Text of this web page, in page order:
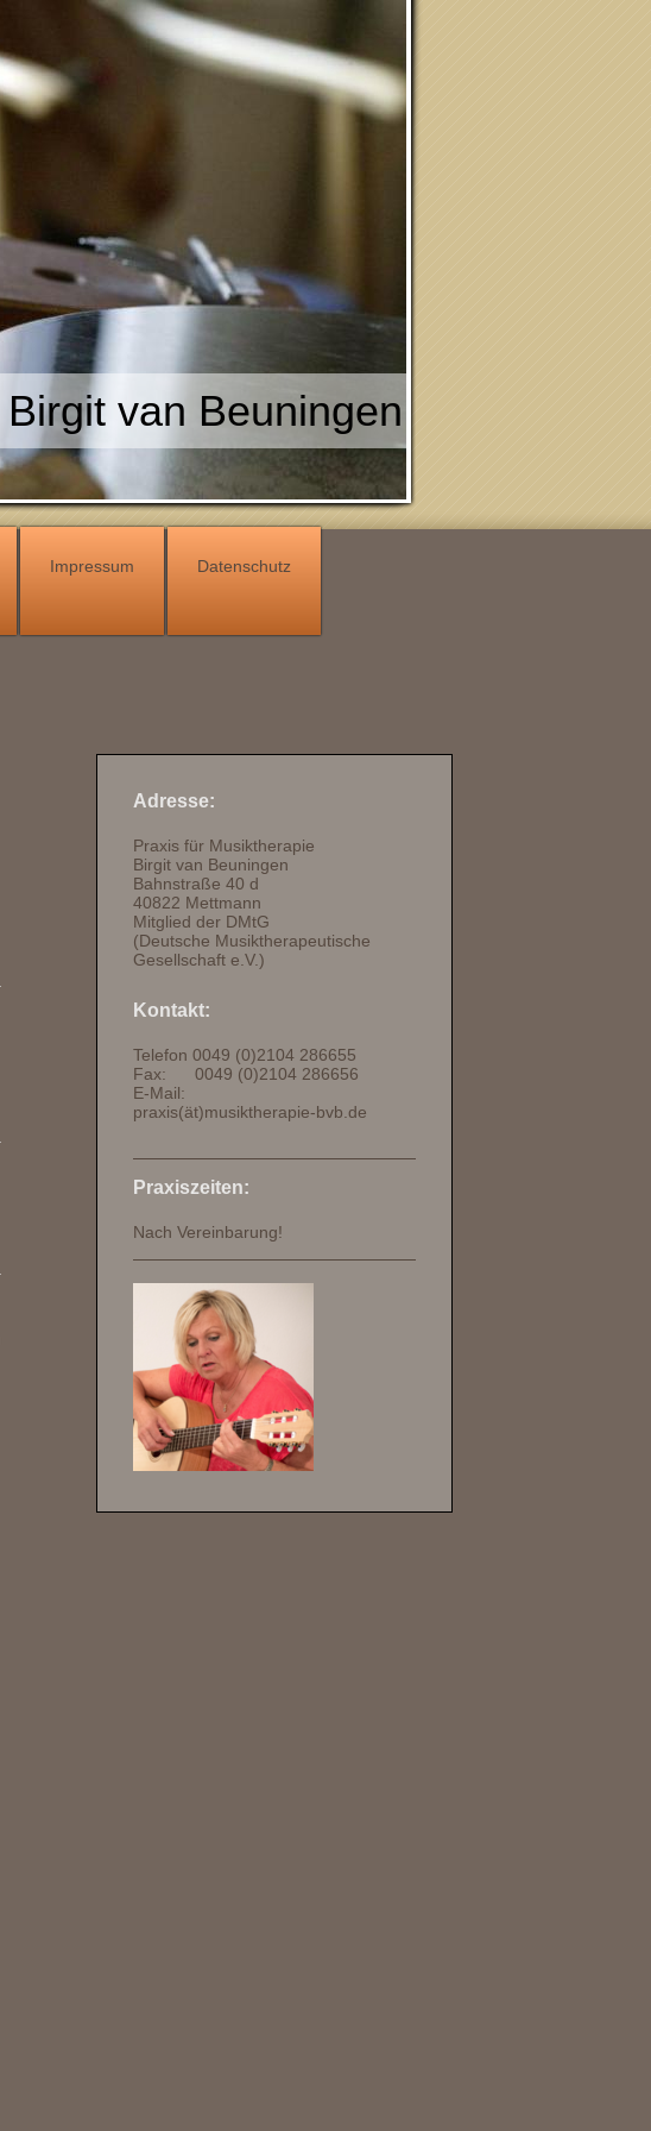
van Beuningen
Impressum Datenschutz
Adresse:
Praxis für Musiktherapie
Birgit van Beuningen
Bahnstraße 40 d
40822 Mettmann
Mitglied der DMtG
(Deutsche Musiktherapeutische
Gesellschaft e.V.)
Kontakt:
Telefon 0049 (0)2104 286655
Fax: 0049 (0)2104 286656
E-Mail:
praxis(ät)musiktherapie-bvb.de
Praxiszeiten:
Nach Vereinbarung!